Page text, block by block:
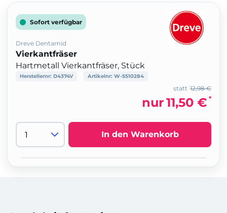
Sofort verfügbar
Dreve Dentamid
Vierkantfräser
Hartmetall Vierkantfräser, Stück
Herstellernr: D4374V Artikelnr: W-5510284
12,98 €
statt
nur11,50 € *
In den Warenkorb